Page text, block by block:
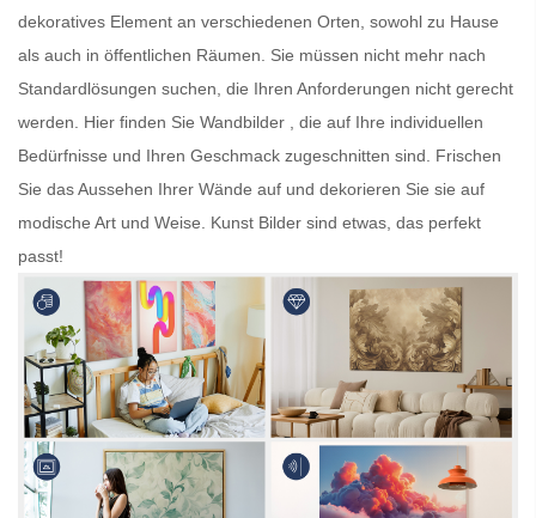
dekoratives Element an verschiedenen Orten, sowohl zu Hause
als auch in öffentlichen Räumen. Sie müssen nicht mehr nach
Standardlösungen suchen, die Ihren Anforderungen nicht gerecht
werden. Hier finden Sie Wandbilder , die auf Ihre individuellen
Bedürfnisse und Ihren Geschmack zugeschnitten sind. Frischen
Sie das Aussehen Ihrer Wände auf und dekorieren Sie sie auf
modische Art und Weise. Kunst Bilder sind etwas, das perfekt
passt!